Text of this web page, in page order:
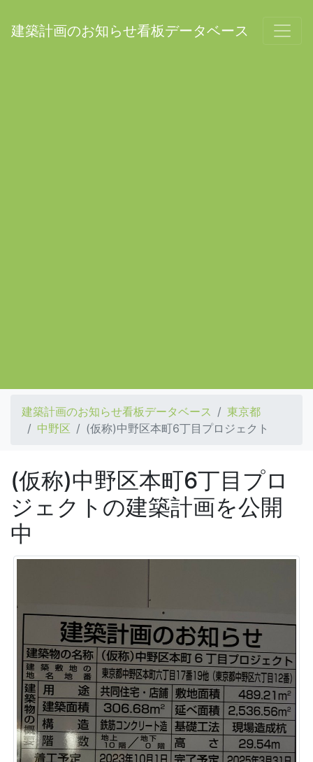
建築計画のお知らせ看板データベース
建築計画のお知らせ看板データベース
東京都
中野区
(仮称)中野区本町6丁目プロジェクト
(仮称)中野区本町6丁目プロ
ジェクトの建築計画を公開
中